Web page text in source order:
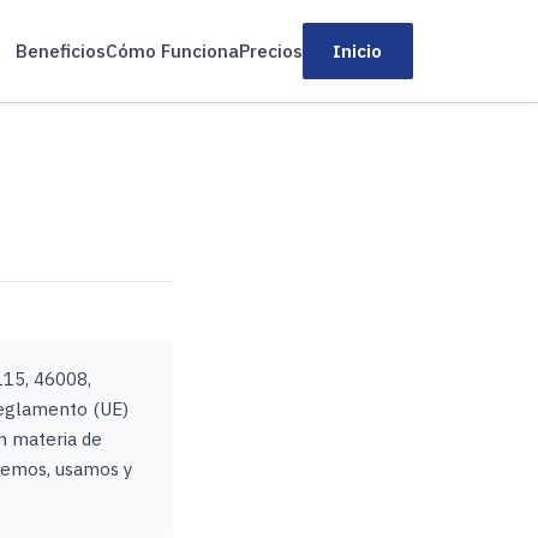
BeneficiosCómo FuncionaPrecios Inicio
46008,
(UE)
materia de
usamos y